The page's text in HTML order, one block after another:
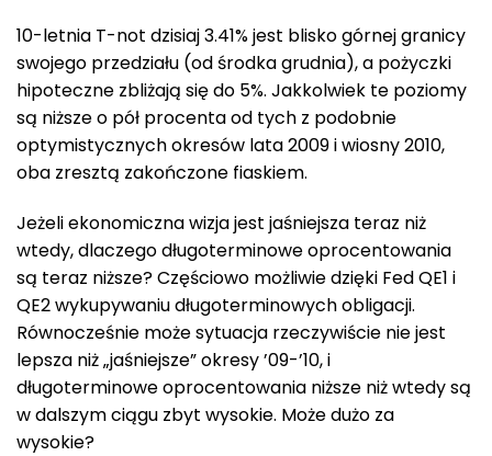
10-letnia T-not dzisiaj 3.41% jest blisko górnej granicy
swojego przedziału (od środka grudnia), a pożyczki
hipoteczne zbliżają się do 5%. Jakkolwiek te poziomy
są niższe o pół procenta od tych z podobnie
optymistycznych okresów lata 2009 i wiosny 2010,
oba zresztą zakończone fiaskiem.
Jeżeli ekonomiczna wizja jest jaśniejsza teraz niż
wtedy, dlaczego długoterminowe oprocentowania
są teraz niższe? Częściowo możliwie dzięki Fed QE1 i
QE2 wykupywaniu długoterminowych obligacji.
Równocześnie może sytuacja rzeczywiście nie jest
lepsza niż „jaśniejsze” okresy ’09-’10, i
długoterminowe oprocentowania niższe niż wtedy są
w dalszym ciągu zbyt wysokie. Może dużo za
wysokie?